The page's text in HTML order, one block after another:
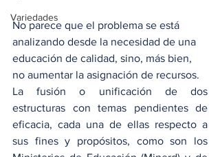
Variedades
No parece que el problema se está
analizando desde la necesidad de una
educación de calidad, sino, más bien,
no aumentar la asignación de recursos.
La fusión o unificación de dos
estructuras con temas pendientes de
eficacia, cada una de ellas respecto a
sus fines y propósitos, como son los